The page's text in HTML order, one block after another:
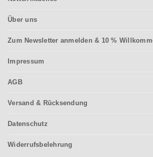
Über uns
Zum Newsletter anmelden & 10 %
Impressum
AGB
Versand & Rücksendung
Datenschutz
Widerrufsbelehrung